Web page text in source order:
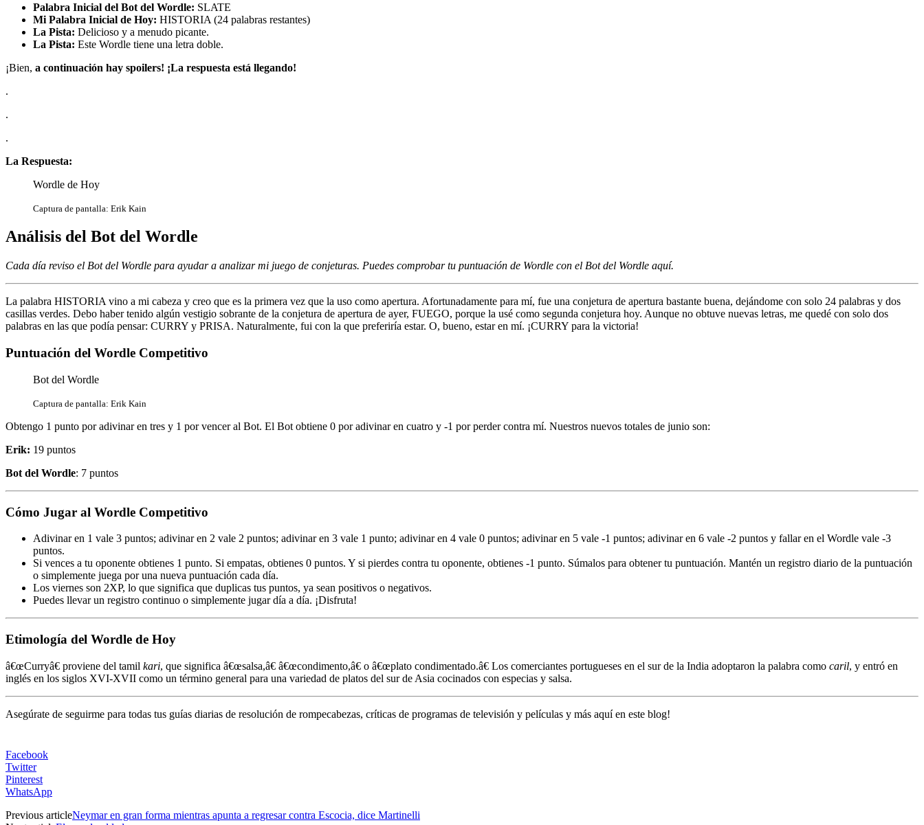
Palabra Inicial del Bot del Wordle: SLATE
Mi Palabra Inicial de Hoy: HISTORIA (24 palabras restantes)
La Pista: Delicioso y a menudo picante.
La Pista: Este Wordle tiene una letra doble.
¡Bien, a continuación hay spoilers! ¡La respuesta está llegando!
.
.
.
La Respuesta:
Wordle de Hoy
Captura de pantalla: Erik Kain
Análisis del Bot del Wordle
Cada día reviso el Bot del Wordle para ayudar a analizar mi juego de conjeturas. Puedes comprobar tu puntuación de Wordle con el Bot del Wordle aquí.
La palabra HISTORIA vino a mi cabeza y creo que es la primera vez que la uso como apertura. Afortunadamente para mí, fue una conjetura de apertura bastante buena, dejándome con solo 24 palabras y dos
casillas verdes. Debo haber tenido algún vestigio sobrante de la conjetura de apertura de ayer, FUEGO, porque la usé como segunda conjetura hoy. Aunque no obtuve nuevas letras, me quedé con solo dos
palabras en las que podía pensar: CURRY y PRISA. Naturalmente, fui con la que preferiría estar. O, bueno, estar en mí. ¡CURRY para la victoria!
Puntuación del Wordle Competitivo
Bot del Wordle
Captura de pantalla: Erik Kain
Obtengo 1 punto por adivinar en tres y 1 por vencer al Bot. El Bot obtiene 0 por adivinar en cuatro y -1 por perder contra mí. Nuestros nuevos totales de junio son:
Erik: 19 puntos
Bot del Wordle: 7 puntos
Cómo Jugar al Wordle Competitivo
Adivinar en 1 vale 3 puntos; adivinar en 2 vale 2 puntos; adivinar en 3 vale 1 punto; adivinar en 4 vale 0 puntos; adivinar en 5 vale -1 puntos; adivinar en 6 vale -2 puntos y fallar en el Wordle vale -3
puntos.
Si vences a tu oponente obtienes 1 punto. Si empatas, obtienes 0 puntos. Y si pierdes contra tu oponente, obtienes -1 punto. Súmalos para obtener tu puntuación. Mantén un registro diario de la puntuación
o simplemente juega por una nueva puntuación cada día.
Los viernes son 2XP, lo que significa que duplicas tus puntos, ya sean positivos o negativos.
Puedes llevar un registro continuo o simplemente jugar día a día. ¡Disfruta!
Etimología del Wordle de Hoy
â€œCurryâ€ proviene del tamil kari, que significa â€œsalsa,â€ â€œcondimento,â€ o â€œplato condimentado.â€ Los comerciantes portugueses en el sur de la India adoptaron la palabra como caril, y entró en
inglés en los siglos XVI-XVII como un término general para una variedad de platos del sur de Asia cocinados con especias y salsa.
Asegúrate de seguirme para todas tus guías diarias de resolución de rompecabezas, críticas de programas de televisión y películas y más aquí en este blog!
Facebook
Twitter
Pinterest
WhatsApp
Previous articleNeymar en gran forma mientras apunta a regresar contra Escocia, dice Martinelli